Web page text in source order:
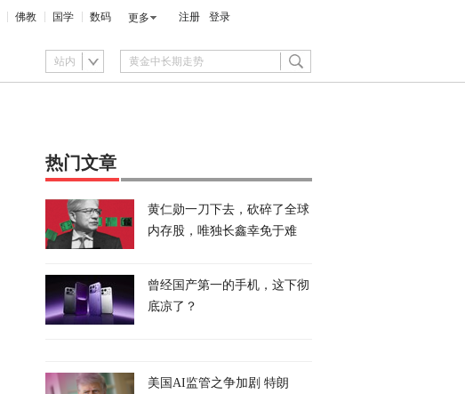
佛教 国学 数码 更多 注册 登录
站内
热门文章
黄仁勋一刀下去，砍碎了全球
内存股，唯独长鑫幸免于难
曾经国产第一的手机，这下彻
底凉了？
美国AI监管之争加剧 特朗